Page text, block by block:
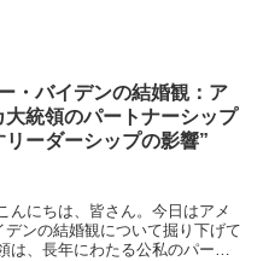
・バイデンの結婚観：ア
大統領のパートナーシップ
リーダーシップの影響”
んにちは、皆さん。今日はアメ
ンの結婚観について掘り下げて
は、長年にわたる公私のパート